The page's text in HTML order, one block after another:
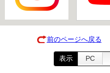
前のページへ戻る
表示 PC